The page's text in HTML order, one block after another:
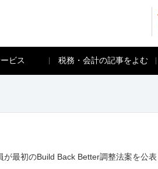
ビス 税務・会計の記事をよむ
最初のBuild Back Better調整法案を公表